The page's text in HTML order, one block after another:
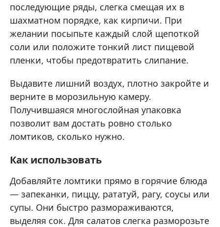
последующие ряды, слегка смещая их в
шахматном порядке, как кирпичи. При
желании посыпьте каждый слой щепоткой
соли или положите тонкий лист пищевой
пленки, чтобы предотвратить слипание.
Выдавите лишний воздух, плотно закройте и
верните в морозильную камеру.
Получившаяся многослойная упаковка
позволит вам достать ровно столько
ломтиков, сколько нужно.
Как использовать
Добавляйте ломтики прямо в горячие блюда
— запеканки, пиццу, рататуй, рагу, соусы или
супы. Они быстро размораживаются,
выделяя сок. Для салатов слегка разморозьте